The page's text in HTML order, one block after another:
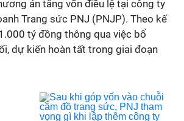
án tăng vốn điều lệ tại công ty
Trang sức PNJ (PNJP). Theo kế
tỷ đồng thông qua việc bổ
dự kiến hoàn tất trong giai đoạn